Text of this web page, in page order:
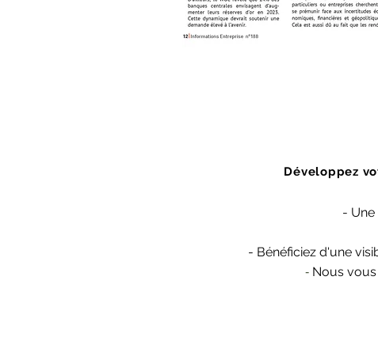
Développez
-
- Bénéficiez d'une
- Nous